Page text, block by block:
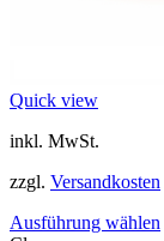
Quick view
inkl. MwSt.
zzgl. Versandkosten
Ausführung wählen